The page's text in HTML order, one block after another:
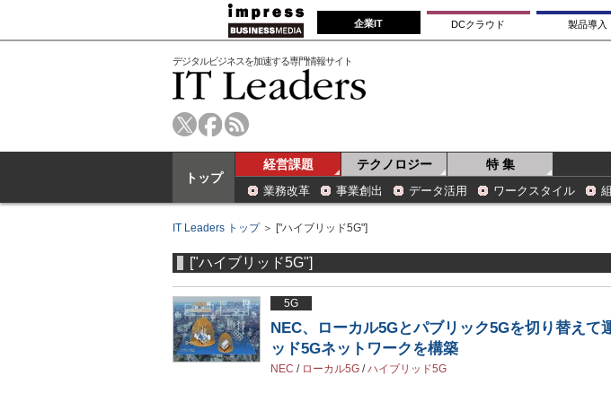
企業IT DCクラウド 製品導入
デジタルビジネスを加速する専門情報サイト
トップ
経営課題 テクノロジー 特 集
業務改革 事業創出 データ活用 ワークスタイル
IT Leaders トップ＞ ["ハイブリッド5G"]
["ハイブリッド5G"]
5G
NEC、ローカル5Gとパブリック5Gを切り替えて
ッド5Gネットワークを構築
NEC / ローカル5G /ハイブリッド5G